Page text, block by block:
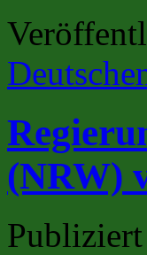
(NRW)
Publiziert